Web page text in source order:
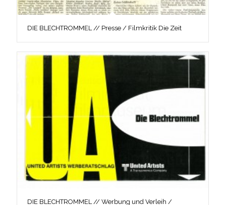
DIE BLECHTROMMEL // Presse / Filmkritik Die Zeit
DIE BLECHTROMMEL // Werbung und Verleih /